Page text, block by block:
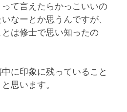
って言えたらかっこいいの
なーとか思うんですが、
は修士で思い知ったの
に印象に残っていること
思います。